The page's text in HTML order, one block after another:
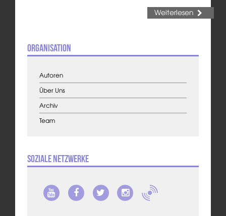
Weiterlesen
Organisation
Autoren
Über Uns
Archiv
Team
Soziale Netzwerke